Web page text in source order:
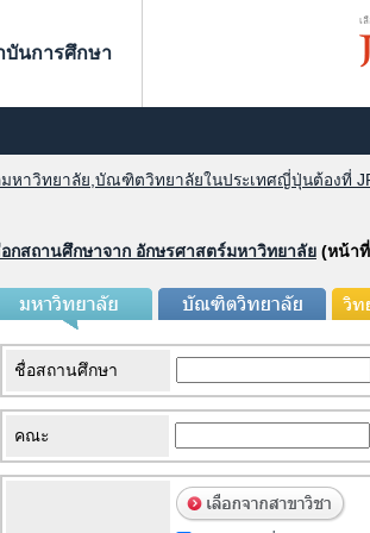
เ
บันการศึกษา
หาวิทยาลัย,บัณฑิตวิทยาลัยในประเทศญี่ปุ่นต้องที่
อกสถานศึกษาจาก อักษรศาสตร์มหาวิทยาลัย (หน้า
ชื่อสถานศึกษา
คณะ